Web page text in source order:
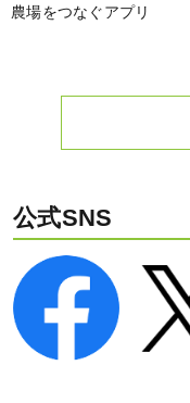
農場をつなぐアプリ
公式SNS